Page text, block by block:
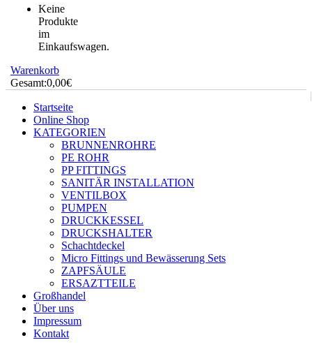
Keine
Produkte
im
Einkaufswagen.
Warenkorb
Gesamt:0,00€
Startseite
Online Shop
KATEGORIEN
BRUNNENROHRE
PE ROHR
PP FITTINGS
SANITÄR INSTALLATION
VENTILBOX
PUMPEN
DRUCKKESSEL
DRUCKSHALTER
Schachtdeckel
Micro Fittings und Bewässerung Sets
ZAPFSÄULE
ERSAZTTEILE
Großhandel
Über uns
Impressum
Kontakt